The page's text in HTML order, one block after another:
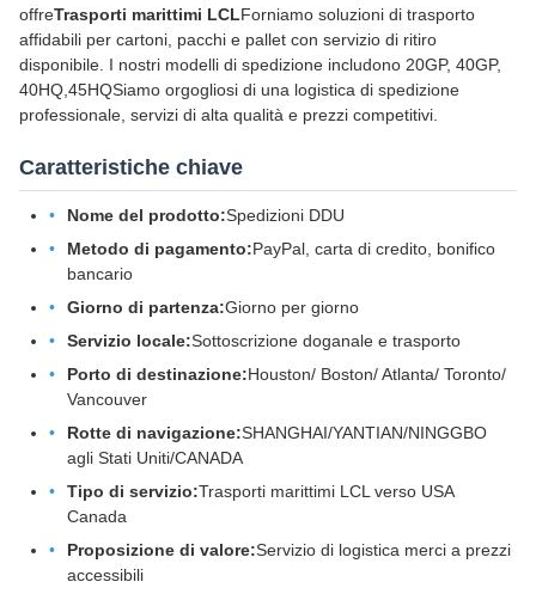
offreTrasporti marittimi LCLForniamo soluzioni di trasporto
affidabili per cartoni, pacchi e pallet con servizio di ritiro
disponibile. I nostri modelli di spedizione includono 20GP, 40GP,
40HQ,45HQSiamo orgogliosi di una logistica di spedizione
professionale, servizi di alta qualità e prezzi competitivi.
Caratteristiche chiave
Nome del prodotto:Spedizioni DDU
Metodo di pagamento:PayPal, carta di credito, bonifico
bancario
Giorno di partenza:Giorno per giorno
Servizio locale:Sottoscrizione doganale e trasporto
Porto di destinazione:Houston/ Boston/ Atlanta/ Toronto/
Vancouver
Rotte di navigazione:SHANGHAI/YANTIAN/NINGGBO
agli Stati Uniti/CANADA
Tipo di servizio:Trasporti marittimi LCL verso USA
Canada
Proposizione di valore:Servizio di logistica merci a prezzi
accessibili